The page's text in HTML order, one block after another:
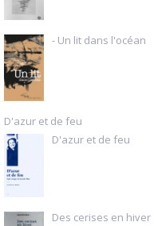
- Un lit dans l'océan
D'azur et de feu
D'azur et de feu
Des cerises en hiver